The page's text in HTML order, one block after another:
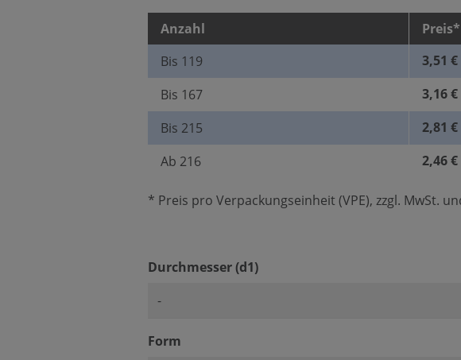
Anzahl
Preis*
Bis 119
3,51 €
Bis 167
3,16 €
Bis 215
2,81 €
Ab 216 2,46 €
* Preis pro Verpackungseinheit (VPE), zzgl. MwSt.
Durchmesser (d1)auswählen
Form